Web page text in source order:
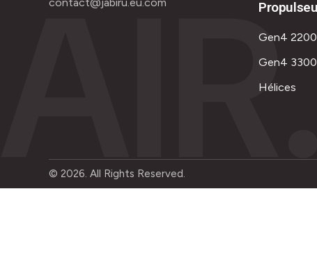
contact@jabiru.eu.com
Gen4 2200
Gen4 3300
Hélices
© 2026. All Rights Reserved.